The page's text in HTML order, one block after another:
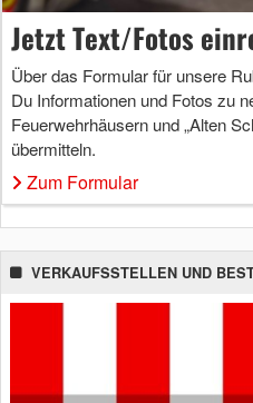
Jetzt Text/Fotos
Über das Formular für unsere
Du Informationen und Fotos zu
Feuerwehrhäusern und „Alten
übermitteln.
Zum Formular
VERKAUFSSTELLEN UND